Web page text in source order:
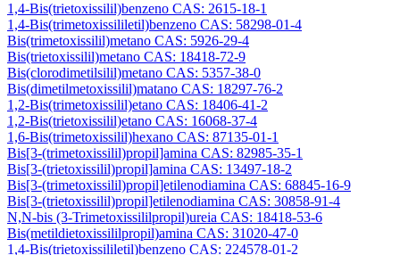
1,4-Bis(trietoxissilil)benzeno CAS: 2615-18-1
1,4-Bis(trimetoxissililetil)benzeno CAS: 58298-01-4
Bis(trimetoxissilil)metano CAS: 5926-29-4
Bis(trietoxissilil)metano CAS: 18418-72-9
Bis(clorodimetilsilil)metano CAS: 5357-38-0
Bis(dimetilmetoxissilil)matano CAS: 18297-76-2
1,2-Bis(trimetoxissilil)etano CAS: 18406-41-2
1,2-Bis(trietoxissilil)etano CAS: 16068-37-4
1,6-Bis(trimetoxissilil)hexano CAS: 87135-01-1
Bis[3-(trimetoxissilil)propil]amina CAS: 82985-35-1
Bis[3-(trietoxissilil)propil]amina CAS: 13497-18-2
Bis[3-(trimetoxissilil)propil]etilenodiamina CAS: 68845-16-9
Bis[3-(trietoxissilil)propil]etilenodiamina CAS: 30858-91-4
N,N-bis (3-Trimetoxissililpropil)ureia CAS: 18418-53-6
Bis(metildietoxissililpropil)amina CAS: 31020-47-0
1,4-Bis(trietoxissililetil)benzeno CAS: 224578-01-2